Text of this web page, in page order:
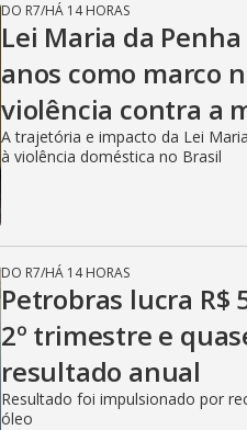
DO R7/HÁ 14 HORAS
Lei Maria da
anos como marco
violência contra a
A trajetória e impacto da Lei
à violência doméstica no Brasil
DO R7/HÁ 14 HORAS
Petrobras lucra R$
2º trimestre e
resultado anual
Resultado foi impulsionado por
óleo